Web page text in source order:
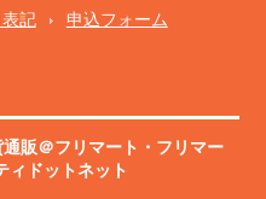
記 申込フォーム
販＠フリマート ・ フリマー
ィドットネット